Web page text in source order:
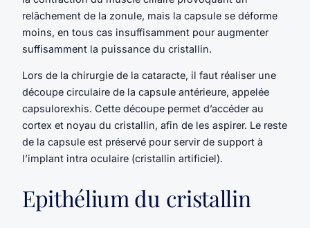
relâchement de la zonule, mais la capsule se déforme
moins, en tous cas insuffisamment pour augmenter
suffisamment la puissance du cristallin.
Lors de la chirurgie de la cataracte, il faut réaliser une
découpe circulaire de la capsule antérieure, appelée
capsulorexhis. Cette découpe permet d’accéder au
cortex et noyau du cristallin, afin de les aspirer. Le reste
de la capsule est préservé pour servir de support à
l’implant intra oculaire (cristallin artificiel).
Epithélium du cristallin